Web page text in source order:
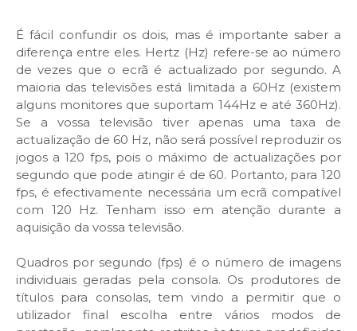
É fácil confundir os dois, mas é importante saber a
diferença entre eles. Hertz (Hz) refere-se ao número
de vezes que o ecrã é actualizado por segundo. A
maioria das televisões está limitada a 60Hz (existem
alguns monitores que suportam 144Hz e até 360Hz).
Se a vossa televisão tiver apenas uma taxa de
actualização de 60 Hz, não será possível reproduzir os
jogos a 120 fps, pois o máximo de actualizações por
segundo que pode atingir é de 60. Portanto, para 120
fps, é efectivamente necessária um ecrã compatível
com 120 Hz. Tenham isso em atenção durante a
aquisição da vossa televisão.
Quadros por segundo (fps) é o número de imagens
individuais geradas pela consola. Os produtores de
títulos para consolas, tem vindo a permitir que o
utilizador final escolha entre vários modos de